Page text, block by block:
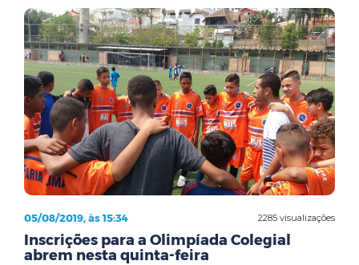
2285 visualizações
05/08/2019, às 15:34
Inscrições para a Olimpíada Colegial
abrem nesta quinta-feira